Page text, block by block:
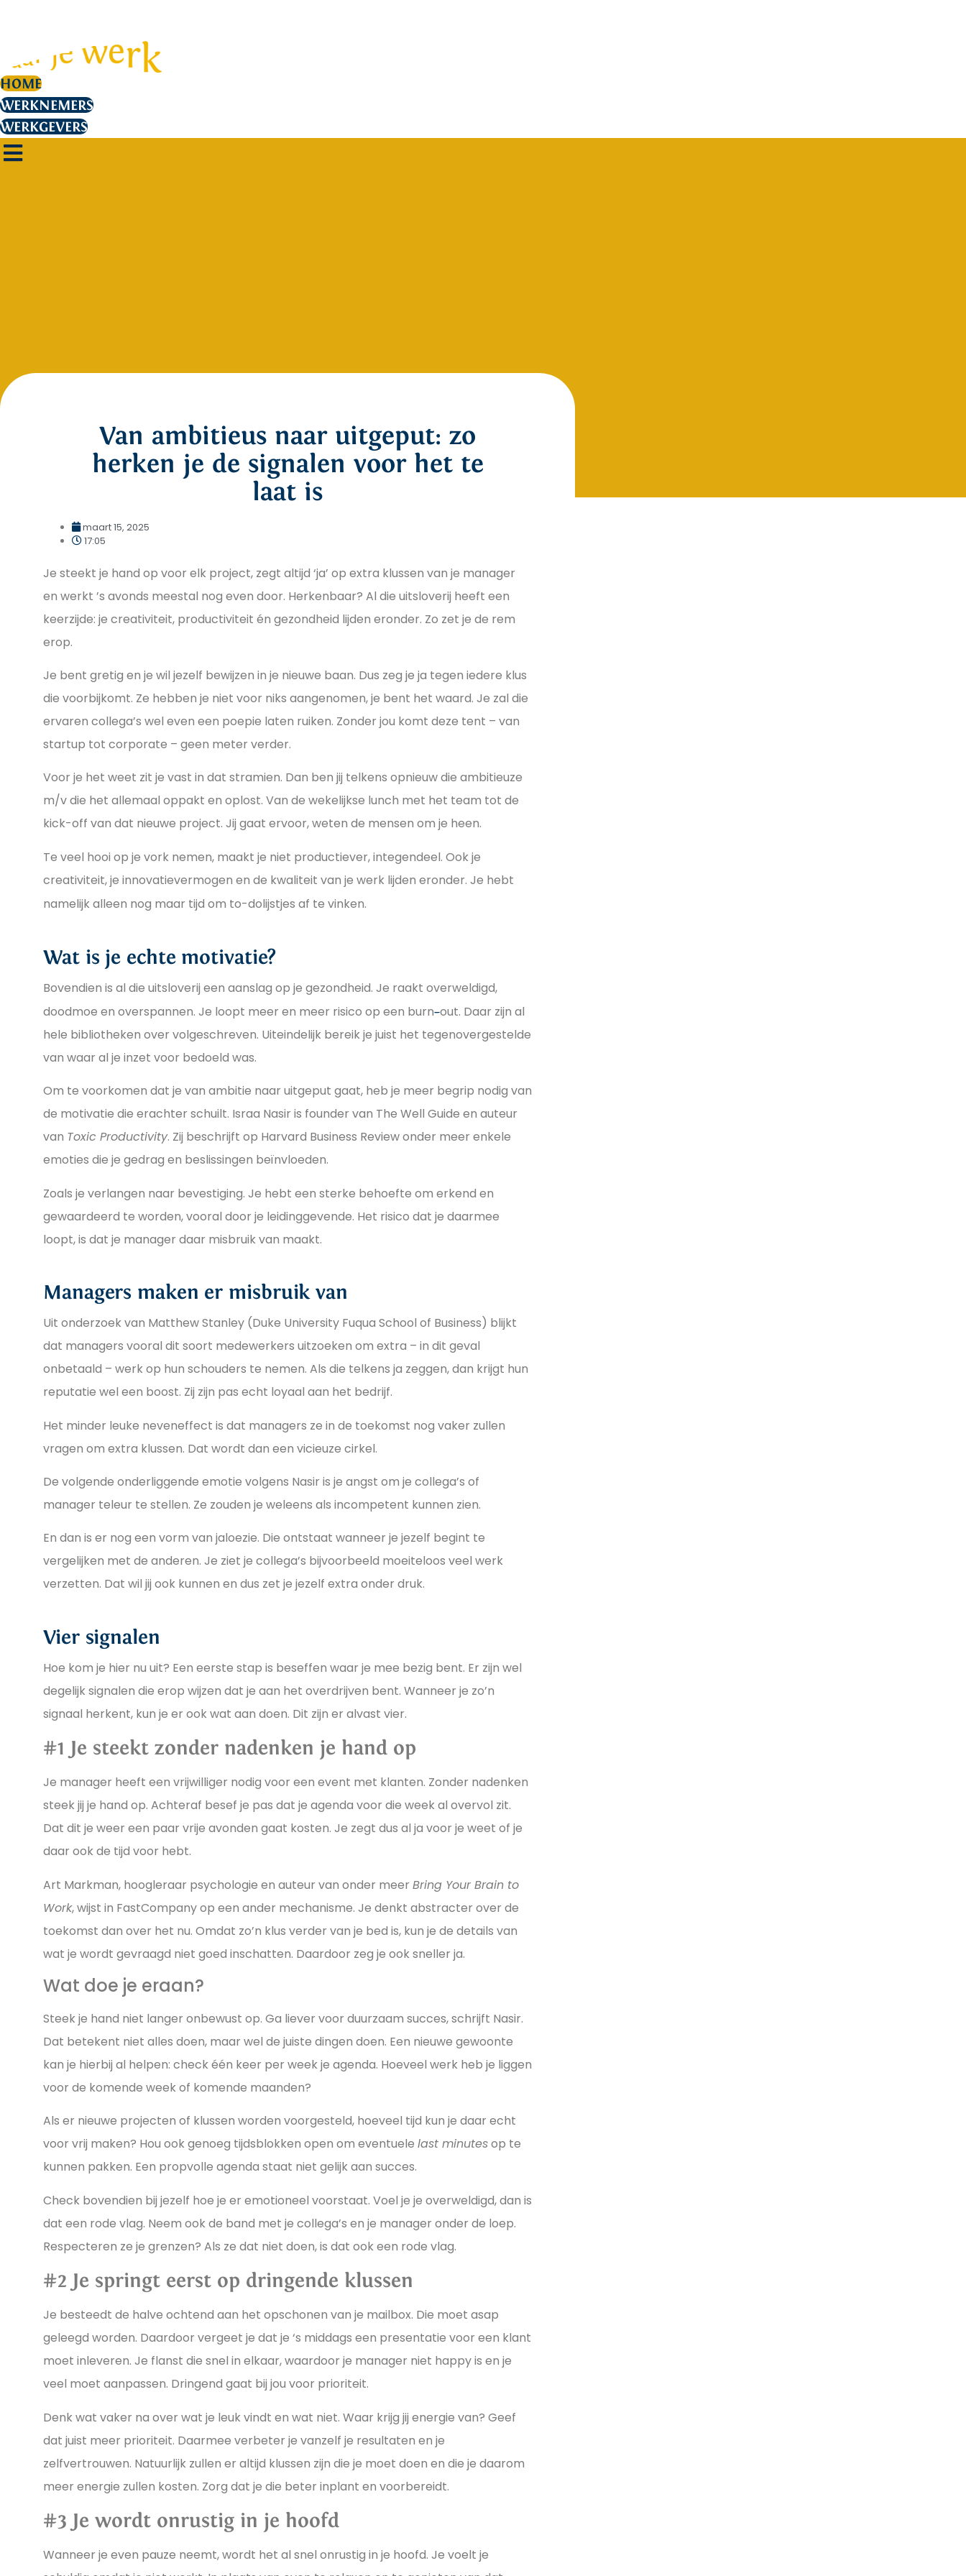
HOME
WERKNEMERS
WERKGEVERS
Van ambitieus naar uitgeput: zo
herken je de signalen voor het te
laat is
maart 15, 2025
17:05
Je steekt je hand op voor elk project, zegt altijd ‘ja’ op extra klussen van je manager
en werkt ’s avonds meestal nog even door. Herkenbaar? Al die uitsloverij heeft een
keerzijde: je creativiteit, productiviteit én gezondheid lijden eronder. Zo zet je de rem
erop.
Je bent gretig en je wil jezelf bewijzen in je nieuwe baan. Dus zeg je ja tegen iedere klus
die voorbijkomt. Ze hebben je niet voor niks aangenomen, je bent het waard. Je zal die
ervaren collega’s wel even een poepie laten ruiken. Zonder jou komt deze tent – van
startup tot corporate – geen meter verder.
Voor je het weet zit je vast in dat stramien. Dan ben jij telkens opnieuw die ambitieuze
m/v die het allemaal oppakt en oplost. Van de wekelijkse lunch met het team tot de
kick-off van dat nieuwe project. Jij gaat ervoor, weten de mensen om je heen.
Te veel hooi op je vork nemen, maakt je niet productiever, integendeel. Ook je
creativiteit, je innovatievermogen en de kwaliteit van je werk lijden eronder. Je hebt
namelijk alleen nog maar tijd om to-dolijstjes af te vinken.
Wat is je echte motivatie?
Bovendien is al die uitsloverij een aanslag op je gezondheid. Je raakt overweldigd,
doodmoe en overspannen. Je loopt meer en meer risico op een burn–out. Daar zijn al
hele bibliotheken over volgeschreven. Uiteindelijk bereik je juist het tegenovergestelde
van waar al je inzet voor bedoeld was.
Om te voorkomen dat je van ambitie naar uitgeput gaat, heb je meer begrip nodig van
de motivatie die erachter schuilt. Israa Nasir is founder van The Well Guide en auteur
van Toxic Productivity. Zij beschrijft op Harvard Business Review onder meer enkele
emoties die je gedrag en beslissingen beïnvloeden.
Zoals je verlangen naar bevestiging. Je hebt een sterke behoefte om erkend en
gewaardeerd te worden, vooral door je leidinggevende. Het risico dat je daarmee
loopt, is dat je manager daar misbruik van maakt.
Managers maken er misbruik van
Uit onderzoek van Matthew Stanley (Duke University Fuqua School of Business) blijkt
dat managers vooral dit soort medewerkers uitzoeken om extra – in dit geval
onbetaald – werk op hun schouders te nemen. Als die telkens ja zeggen, dan krijgt hun
reputatie wel een boost. Zij zijn pas echt loyaal aan het bedrijf.
Het minder leuke neveneffect is dat managers ze in de toekomst nog vaker zullen
vragen om extra klussen. Dat wordt dan een vicieuze cirkel.
De volgende onderliggende emotie volgens Nasir is je angst om je collega’s of
manager teleur te stellen. Ze zouden je weleens als incompetent kunnen zien.
En dan is er nog een vorm van jaloezie. Die ontstaat wanneer je jezelf begint te
vergelijken met de anderen. Je ziet je collega’s bijvoorbeeld moeiteloos veel werk
verzetten. Dat wil jij ook kunnen en dus zet je jezelf extra onder druk.
Vier signalen
Hoe kom je hier nu uit? Een eerste stap is beseffen waar je mee bezig bent. Er zijn wel
degelijk signalen die erop wijzen dat je aan het overdrijven bent. Wanneer je zo’n
signaal herkent, kun je er ook wat aan doen. Dit zijn er alvast vier.
#1 Je steekt zonder nadenken je hand op
Je manager heeft een vrijwilliger nodig voor een event met klanten. Zonder nadenken
steek jij je hand op. Achteraf besef je pas dat je agenda voor die week al overvol zit.
Dat dit je weer een paar vrije avonden gaat kosten. Je zegt dus al ja voor je weet of je
daar ook de tijd voor hebt.
Art Markman, hoogleraar psychologie en auteur van onder meer Bring Your Brain to
Work, wijst in FastCompany op een ander mechanisme. Je denkt abstracter over de
toekomst dan over het nu. Omdat zo’n klus verder van je bed is, kun je de details van
wat je wordt gevraagd niet goed inschatten. Daardoor zeg je ook sneller ja.
Wat doe je eraan?
Steek je hand niet langer onbewust op. Ga liever voor duurzaam succes, schrijft Nasir.
Dat betekent niet alles doen, maar wel de juiste dingen doen. Een nieuwe gewoonte
kan je hierbij al helpen: check één keer per week je agenda. Hoeveel werk heb je liggen
voor de komende week of komende maanden?
Als er nieuwe projecten of klussen worden voorgesteld, hoeveel tijd kun je daar echt
voor vrij maken? Hou ook genoeg tijdsblokken open om eventuele last minutesop te
kunnen pakken. Een propvolle agenda staat niet gelijk aan succes.
Check bovendien bij jezelf hoe je er emotioneel voorstaat. Voel je je overweldigd, dan is
dat een rode vlag. Neem ook de band met je collega’s en je manager onder de loep.
Respecteren ze je grenzen? Als ze dat niet doen, is dat ook een rode vlag.
#2 Je springt eerst op dringende klussen
Je besteedt de halve ochtend aan het opschonen van je mailbox. Die moet asap
geleegd worden. Daardoor vergeet je dat je ‘s middags een presentatie voor een klant
moet inleveren. Je flanst die snel in elkaar, waardoor je manager niet happy is en je
veel moet aanpassen. Dringend gaat bij jou voor prioriteit.
Denk wat vaker na over wat je leuk vindt en wat niet. Waar krijg jij energie van? Geef
dat juist meer prioriteit. Daarmee verbeter je vanzelf je resultaten en je
zelfvertrouwen. Natuurlijk zullen er altijd klussen zijn die je moet doen en die je daarom
meer energie zullen kosten. Zorg dat je die beter inplant en voorbereidt.
#3 Je wordt onrustig in je hoofd
Wanneer je even pauze neemt, wordt het al snel onrustig in je hoofd. Je voelt je